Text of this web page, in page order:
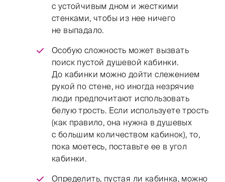
с устойчивым дном и жесткими
стенками, чтобы из нее ничего
не выпадало.
Особую сложность может вызвать
поиск пустой душевой кабинки.
До кабинки можно дойти слежением
рукой по стене, но иногда незрячие
люди предпочитают использовать
белую трость. Если используете трость
(как правило, она нужна в душевых
с большим количеством кабинок), то,
пока моетесь, поставьте ее в угол
кабинки.
Определить, пустая ли кабинка, можно